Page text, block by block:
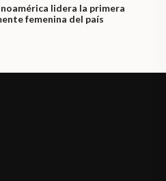
lidera la primera
femenina del país